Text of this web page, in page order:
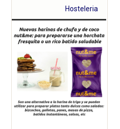
Hosteleria